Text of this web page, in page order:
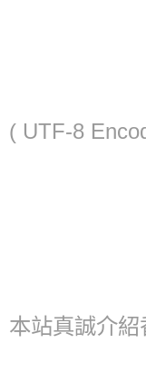
( UTF-8
本站真誠介